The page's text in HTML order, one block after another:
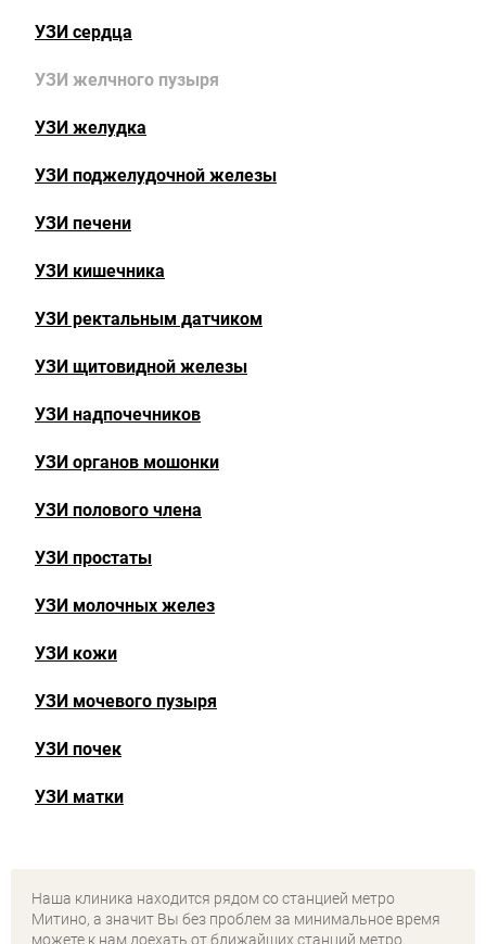
УЗИ сердца
УЗИ желчного пузыря
УЗИ желудка
УЗИ поджелудочной железы
УЗИ печени
УЗИ кишечника
УЗИ ректальным датчиком
УЗИ щитовидной железы
УЗИ надпочечников
УЗИ органов мошонки
УЗИ полового члена
УЗИ простаты
УЗИ молочных желез
УЗИ кожи
УЗИ мочевого пузыря
УЗИ почек
УЗИ матки
Наша клиника находится рядом со станцией метро
Митино, а значит Вы без проблем за минимальное время
можете к нам доехать от ближайших станций метро.